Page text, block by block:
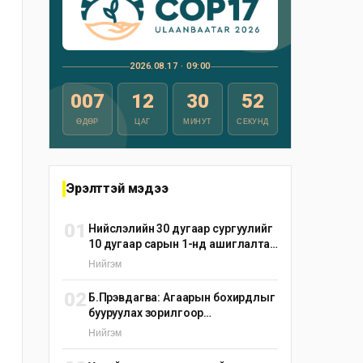
2026.08.17 · 09:00
007
ӨДӨР
12
ЦАГ
30
МИНУТ
51
СЕКУНД
Эрэлттэй мэдээ
01 Нийслэлийн 30 дугаар сургуулийг
10 дугаар сарын 1-нд ашиглалтад
оруулна
Нийгэм
02 Б.Пүрэвдагва: Агаарын бохирдлыг
бууруулах зорилгоор
эрдэнэшишийн барьцалдуулагч
Нийгэм